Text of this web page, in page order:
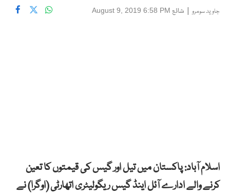
جاوید سومرو| شائع August 9, 2019 6:58 PM
اسلام آباد: پاکستان میں تیل اور گیس کی قیمتوں کا تعین
کرنے والے ادارے آئل اینڈ گیس ریگولیٹری اتھارٹی (اوگرا) نے